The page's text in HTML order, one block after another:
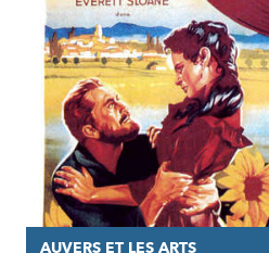
AUVERS ET LES ARTS